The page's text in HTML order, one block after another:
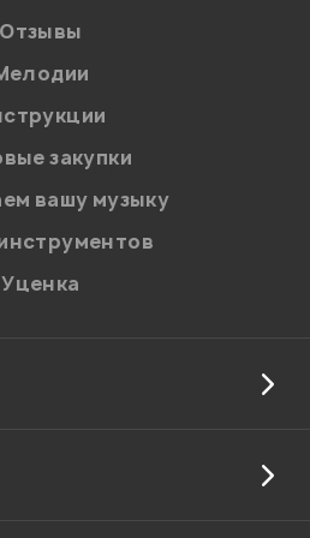
Отзывы
закупки
вашу музыку
Уценка